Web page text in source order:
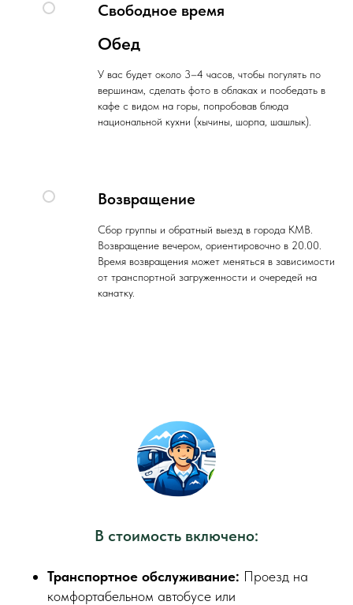
Свободное время
Обед
У вас будет около 3–4 часов, чтобы погулять по
вершинам, сделать фото в облаках и пообедать в
кафе с видом на горы, попробовав блюда
национальной кухни (хычины, шорпа, шашлык).
Возвращение
Сбор группы и обратный выезд в города КМВ.
Возвращение вечером, ориентировочно в 20.00.
Время возвращения может меняться в зависимости
от транспортной загруженности и очередей на
канатку.
В стоимость включено:
Транспортное обслуживание: Проезд на
комфортабельном автобусе или